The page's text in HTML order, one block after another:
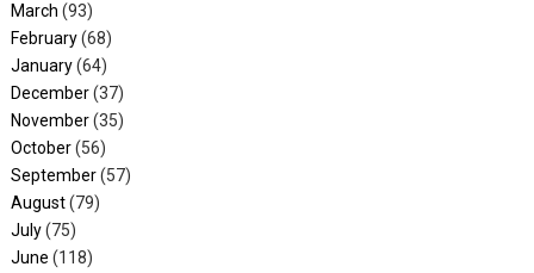
March (93)
February(68)
January(64)
December(37)
November(35)
October(56)
September(57)
August(79)
July(75)
June (118)